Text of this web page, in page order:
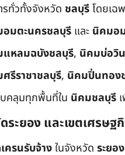
รทั่วทั้งจังหวัด ชลบุรีโดยเฉ
มตะนครชลบุรี และ นิคมอ
หลมฉบังชลบุรี, นิคมบ่อวิ
รีราชาชลบุรี, นิคมปิ่นทอง
คลุมทุกพื้นที่ใน นิคมชลบุรี
ระยอง และเขตเศรษฐ
ครนรับจ้างในจังหวัด ระยอง